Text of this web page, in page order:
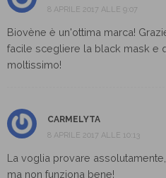
8 APRILE 2017 ALLE 9:07
Biovène è un'ottima marca!
facile scegliere la black mask e
moltissimo!
CARMELYTA
8 APRILE 2017 ALLE 10:13
La voglia provare
ma non funziona bene!